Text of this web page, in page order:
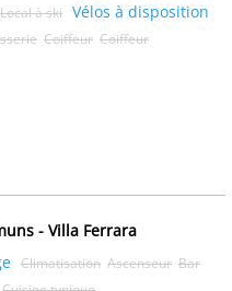
Local à ski Vélos à disposition
Coiffeur Coiffeur
- Villa Ferrara
Climatisation Ascenseur Bar